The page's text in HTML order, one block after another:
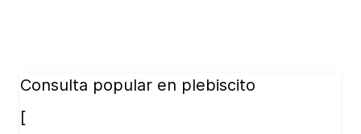
Consulta popular en plebiscito
[